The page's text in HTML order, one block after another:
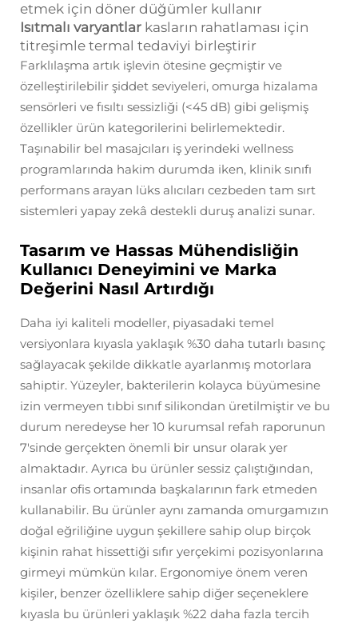
etmek için döner düğümler kullanır
Isıtmalı varyantlar kasların rahatlaması için
titreşimle termal tedaviyi birleştirir
Farklılaşma artık işlevin ötesine geçmiştir ve
özelleştirilebilir şiddet seviyeleri, omurga hizalama
sensörleri ve fısıltı sessizliği (<45 dB) gibi gelişmiş
özellikler ürün kategorilerini belirlemektedir.
Taşınabilir bel masajcıları iş yerindeki wellness
programlarında hakim durumda iken, klinik sınıfı
performans arayan lüks alıcıları cezbeden tam sırt
sistemleri yapay zekâ destekli duruş analizi sunar.
Tasarım ve Hassas Mühendisliğin
Kullanıcı Deneyimini ve Marka
Değerini Nasıl Artırdığı
Daha iyi kaliteli modeller, piyasadaki temel
versiyonlara kıyasla yaklaşık %30 daha tutarlı basınç
sağlayacak şekilde dikkatle ayarlanmış motorlara
sahiptir. Yüzeyler, bakterilerin kolayca büyümesine
izin vermeyen tıbbi sınıf silikondan üretilmiştir ve bu
durum neredeyse her 10 kurumsal refah raporunun
7'sinde gerçekten önemli bir unsur olarak yer
almaktadır. Ayrıca bu ürünler sessiz çalıştığından,
insanlar ofis ortamında başkalarının fark etmeden
kullanabilir. Bu ürünler aynı zamanda omurgamızın
doğal eğriliğine uygun şekillere sahip olup birçok
kişinin rahat hissettiği sıfır yerçekimi pozisyonlarına
girmeyi mümkün kılar. Ergonomiye önem veren
kişiler, benzer özelliklere sahip diğer seçeneklere
kıyasla bu ürünleri yaklaşık %22 daha fazla tercih